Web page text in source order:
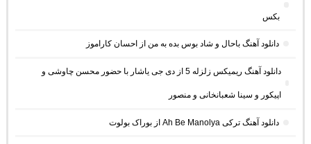
بکس
دانلود آهنگ باحال و شاد بوس بده به من از احسان کاراموز
دانلود آهنگ ریمیکس زلزله 5 از دی جی یاشار با حضور محسن چاوشی و
اپیکور و سینا شعبانخانی و منصور
دانلود آهنگ ترکی Ah Be Manolya از بوراک بولوت